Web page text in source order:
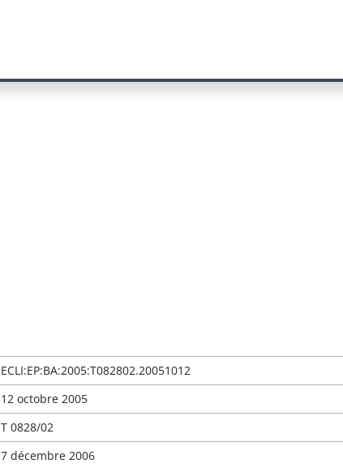
ECLI:EP:BA:2005:T082802.20051012
12 octobre 2005
T 0828/02
7 décembre 2006